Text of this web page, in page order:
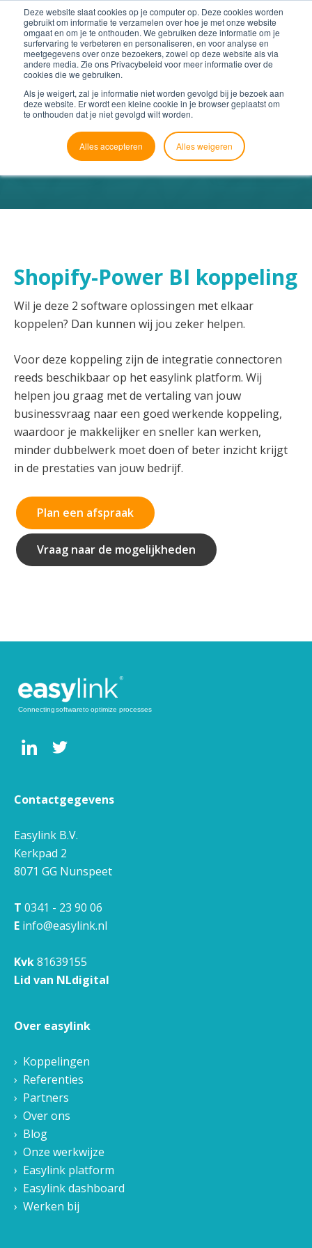
Deze website slaat cookies op je computer op. Deze cookies worden
gebruikt om informatie te verzamelen over hoe je met onze website
omgaat en om je te onthouden. We gebruiken deze informatie om je
surfervaring te verbeteren en personaliseren, en voor analyse en
meetgegevens over onze bezoekers, zowel op deze website als via
andere media. Zie ons Privacybeleid voor meer informatie over de
cookies die we gebruiken.
Als je weigert, zal je informatie niet worden gevolgd bij je bezoek aan
deze website. Er wordt een kleine cookie in je browser geplaatst om
te onthouden dat je niet gevolgd wilt worden.
Alles accepteren Alles weigeren
Shopify-Power BI koppeling
Wil je deze 2 software oplossingen met elkaar
koppelen? Dan kunnen wij jou zeker helpen.
Voor deze koppeling zijn de integratie connectoren
reeds beschikbaar op het easylink platform. Wij
helpen jou graag met de vertaling van jouw
businessvraag naar een goed werkende koppeling,
waardoor je makkelijker en sneller kan werken,
minder dubbelwerk moet doen of beter inzicht krijgt
in de prestaties van jouw bedrijf.
Plan een afspraak
Vraag naar de mogelijkheden
Contactgegevens
Easylink B.V.
Kerkpad 2
8071 GG Nunspeet
T 0341 - 23 90 06
E info@easylink.nl
Kvk81639155
Lid van NLdigital
Over easylink
Koppelingen
Referenties
Partners
Over ons
Blog
Onze werkwijze
Easylink platform
Easylink dashboard
Werken bij